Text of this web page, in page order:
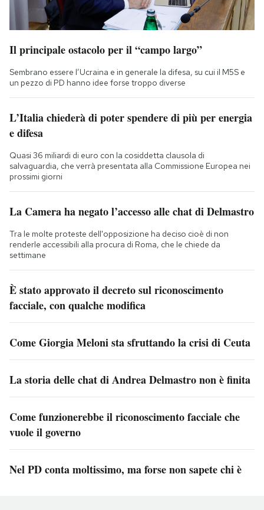
Il principale ostacolo per il “campo largo”
Sembrano essere l’Ucraina e in generale la difesa, su cui il M5S e
un pezzo di PD hanno idee forse troppo diverse
L’Italia chiederà di poter spendere di più per energia
e difesa
Quasi 36 miliardi di euro con la cosiddetta clausola di
salvaguardia, che verrà presentata alla Commissione Europea nei
prossimi giorni
La Camera ha negato l’accesso alle chat di Delmastro
Tra le molte proteste dell'opposizione ha deciso cioè di non
renderle accessibili alla procura di Roma, che le chiede da
settimane
È stato approvato il decreto sul riconoscimento
facciale, con qualche modifica
Come Giorgia Meloni sta sfruttando la crisi di Ceuta
La storia delle chat di Andrea Delmastro non è finita
Come funzionerebbe il riconoscimento facciale che
vuole il governo
Nel PD conta moltissimo, ma forse non sapete chi è